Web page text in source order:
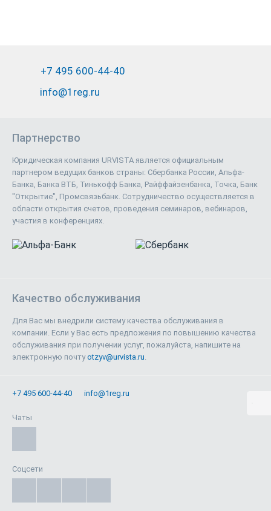
+7 495 600-44-40
info@1reg.ru
Партнерство
Юридическая компания URVISTA является официальным
партнером ведущих банков страны: Сбербанка России, Альфа-
Банка, Банка ВТБ, Тинькофф Банка, Райффайзенбанка, Точка, Банк
"Открытие", Промсвязьбанк. Сотрудничество осуществляется в
области открытия счетов, проведения семинаров, вебинаров,
участия в конференциях.
Качество обслуживания
Для Вас мы внедрили систему качества обслуживания в
компании. Если у Вас есть предложения по повышению качества
обслуживания при получении услуг, пожалуйста, напишите на
электронную почтуotzyv@urvista.ru.
+7 495 600-44-40 info@1reg.ru
Чаты
Соцсети